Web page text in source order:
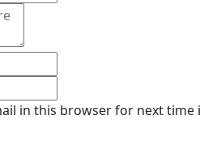
in this browser for next time i